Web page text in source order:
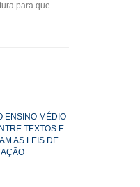
para que
ENSINO MÉDIO
TEXTOS E
AS LEIS DE